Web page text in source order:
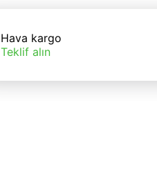
Hava kargo
Teklif alın